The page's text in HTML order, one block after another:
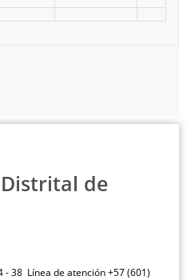
de
- 38 Línea de atención +57 (601)